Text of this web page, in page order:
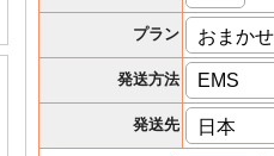
プラン
発送方法
発送先